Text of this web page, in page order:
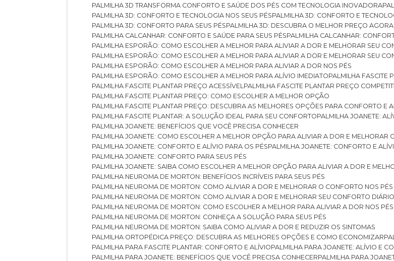
PALMILHA 3D TRANSFORMA CONFORTO E SAÚDE DOS PÉS COM TECNOLOGIA INOVADORA
PALMILHA 3D: CONFORTO E TECNOLOGIA NOS SEUS PÉS
PALMILHA 3D: CONFORTO E
PALMILHA 3D: CONFORTO PARA SEUS PÉS
PALMILHA 3D: DESCUBRA O MELHOR PREÇO AGORA
PALMILHA CALCANHAR: CONFORTO E SAÚDE PARA SEUS PÉS
PALMILHA CALCANHAR:
PALMILHA ESPORÃO: COMO ESCOLHER A MELHOR PARA ALIVIAR A DOR E MELHORAR SEU
PALMILHA ESPORÃO: COMO ESCOLHER A MELHOR PARA ALIVIAR A DOR E MELHORAR SEU
PALMILHA ESPORÃO: COMO ESCOLHER A MELHOR PARA ALIVIAR A DOR NOS PÉS
PALMILHA ESPORÃO: COMO ESCOLHER A MELHOR PARA ALÍVIO IMEDIATO
PALMILHA
PALMILHA FASCITE PLANTAR PREÇO ACESSÍVEL PALMILHA FASCITE PLANTAR PREÇO
PALMILHA FASCITE PLANTAR PREÇO: COMO ESCOLHER A MELHOR OPÇÃO
PALMILHA FASCITE PLANTAR PREÇO: DESCUBRA AS MELHORES OPÇÕES PARA CONFORTO E
PALMILHA FASCITE PLANTAR: A SOLUÇÃO IDEAL PARA SEU CONFORTO
PALMILHA JOANETE:
PALMILHA JOANETE: BENEFÍCIOS QUE VOCÊ PRECISA CONHECER
PALMILHA JOANETE: COMO ESCOLHER A MELHOR OPÇÃO PARA ALIVIAR A DOR E MELHORAR
PALMILHA JOANETE: CONFORTO E ALÍVIO PARA OS PÉS
PALMILHA JOANETE: CONFORTO E
PALMILHA JOANETE: CONFORTO PARA SEUS PÉS
PALMILHA JOANETE: SAIBA COMO ESCOLHER A MELHOR OPÇÃO PARA ALIVIAR A DOR E
PALMILHA NEUROMA DE MORTON: BENEFÍCIOS INCRÍVEIS PARA SEUS PÉS
PALMILHA NEUROMA DE MORTON: COMO ALIVIAR A DOR E MELHORAR O CONFORTO NOS PÉS
PALMILHA NEUROMA DE MORTON: COMO ALIVIAR A DOR E MELHORAR SEU CONFORTO DIÁRIO
PALMILHA NEUROMA DE MORTON: COMO ESCOLHER A MELHOR PARA ALIVIAR A DOR NOS PÉS
PALMILHA NEUROMA DE MORTON: CONHEÇA A SOLUÇÃO PARA SEUS PÉS
PALMILHA NEUROMA DE MORTON: SAIBA COMO ALIVIAR A DOR E REDUZIR OS SINTOMAS
PALMILHA ORTOPÉDICA PREÇO: DESCUBRA AS MELHORES OPÇÕES E COMO ECONOMIZAR
PALMILHA PARA FASCITE PLANTAR: CONFORTO E ALÍVIO
PALMILHA PARA JOANETE: ALÍVIO E
PALMILHA PARA JOANETE: BENEFÍCIOS QUE VOCÊ PRECISA CONHECER
PALMILHA PARA